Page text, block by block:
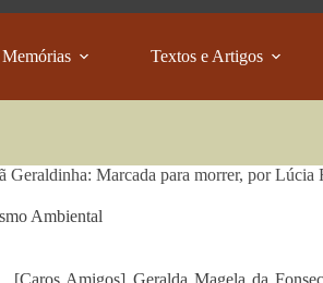
Memórias Textos e Artigos
Geraldinha: Marcada para morrer, por Lúcia
Ambiental
[Caros Amigos] Geralda Magela da